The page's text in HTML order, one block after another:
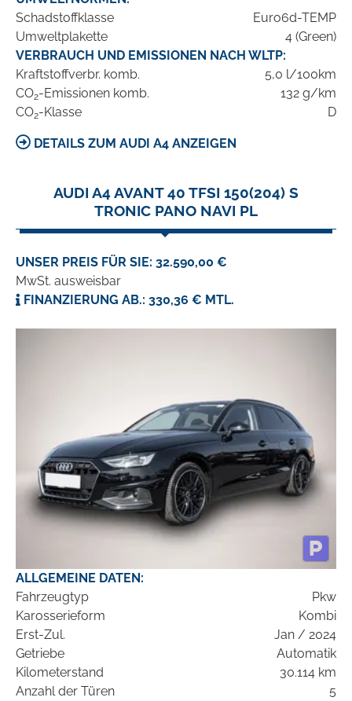
Schadstoffklasse
Euro6d-TEMP
Umweltplakette
4 (Green)
VERBRAUCH UND EMISSIONEN NACH WLTP:
Kraftstoffverbr. komb.
5,0 l/100km
CO2-Emissionen komb.
132 g/km
CO2-Klasse D
DETAILS ZUM AUDI A4 ANZEIGEN
AUDI A4 AVANT 40 TFSI 150(204) S
TRONIC PANO NAVI PL
UNSER PREIS FÜR SIE: 32.590,00 €
MwSt. ausweisbar
FINANZIERUNG AB.: 330,36 € MTL.
ALLGEMEINE DATEN:
Fahrzeugtyp
Pkw
Karosserieform
Kombi
Erst-Zul.
Jan / 2024
Getriebe
Automatik
Kilometerstand
30.114 km
Anzahl der Türen
5